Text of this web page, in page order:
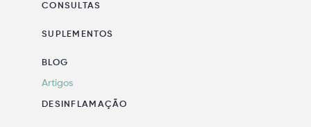
CONSULTAS
SUPLEMENTOS
BLOG
Artigos
DESINFLAMAÇÃO